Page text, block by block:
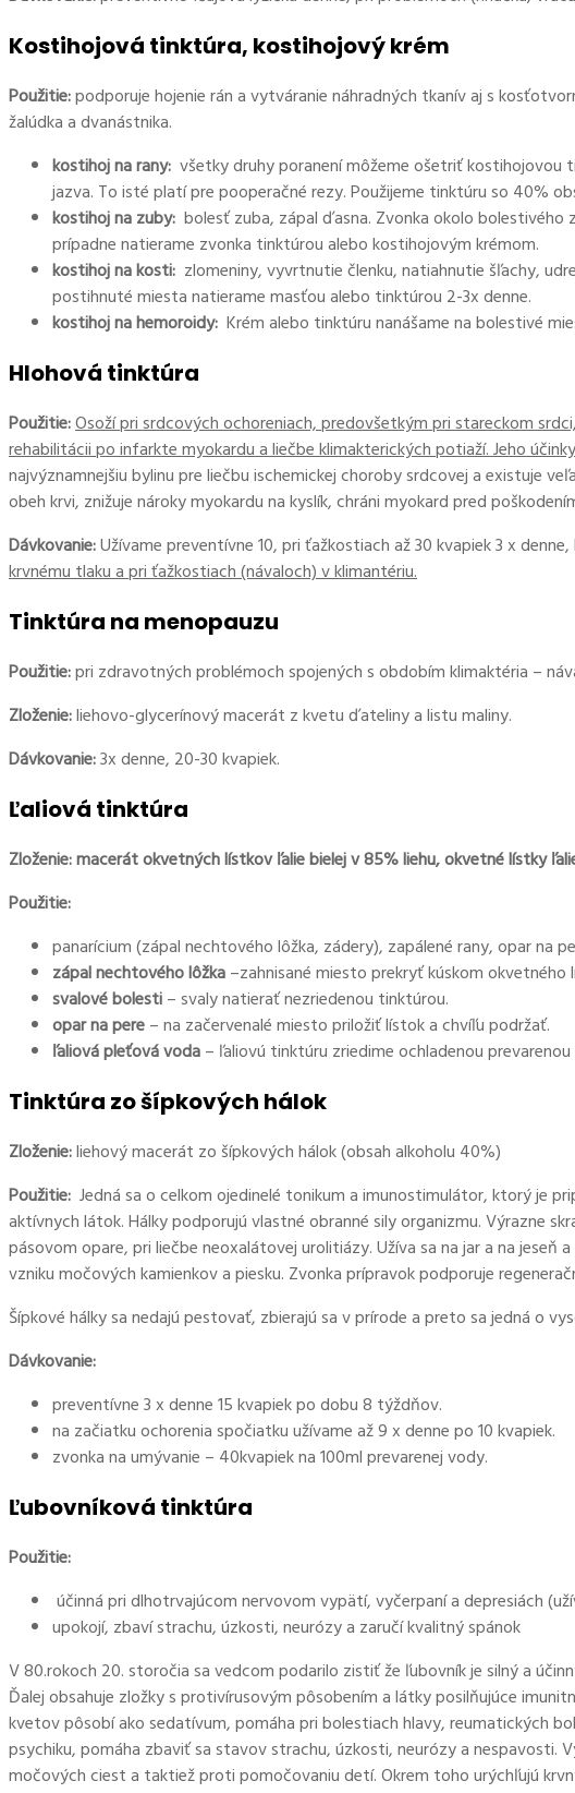
Kostihojová tinktúra, kostihojový krém
Použitie:podporuje hojenie rán a vytváranie náhradných tkanív aj s
žalúdka a dvanástnika.
kostihoj na rany: všetky druhy poranení môžeme ošetriť kostihojovou
jazva. To isté platí pre pooperačné rezy. Použijeme tinktúru so 40%
kostihoj na zuby: bolesť zuba, zápal ďasna. Zvonka okolo
prípadne natierame zvonka tinktúrou alebo kostihojovým krémom.
kostihoj na kosti: zlomeniny, vyvrtnutie členku, natiahnutie šľachy,
postihnuté miesta natierame masťou alebo tinktúrou 2-3x denne.
kostihoj na hemoroidy: Krém alebo tinktúru nanášame na bolestivé
Hlohová tinktúra
Použitie:Osoží pri srdcových ochoreniach, predovšetkým pri stareckom
rehabilitácii po infarkte myokardu a liečbe klimakterických potiaží. Jeho
najvýznamnejšiu bylinu pre liečbu ischemickej choroby srdcovej a existuje
obeh krvi, znižuje nároky myokardu na kyslík, chráni myokard pred
Dávkovanie:Užívame preventívne 10, pri ťažkostiach až 30 kvapiek 3 x
krvnému tlaku a pri ťažkostiach (návaloch) v klimantériu.
Tinktúra na menopauzu
Použitie:pri zdravotných problémoch spojených s obdobím klimaktéria –
Zloženie:liehovo-glycerínový macerát z kvetu ďateliny a listu maliny.
Dávkovanie:3x denne, 20-30 kvapiek.
Ľaliová tinktúra
Zloženie:macerát okvetných lístkov ľalie bielej v 85% liehu, okvetné lístky
Použitie:
panarícium (zápal nechtového lôžka, zádery), zapálené rany, opar na
zápal nechtového lôžka–zahnisané miesto prekryť kúskom
svalové bolesti– svaly natierať nezriedenou tinktúrou.
opar na pere– na začervenalé miesto priložiť lístok a chvíľu podržať.
ľaliová pleťová voda– ľaliovú tinktúru zriedime ochladenou
Tinktúra zo šípkových hálok
Zloženie:liehový macerát zo šípkových hálok (obsah alkoholu 40%)
Použitie: Jedná sa o celkom ojedinelé tonikum a imunostimulátor, ktorý je
aktívnych látok. Hálky podporujú vlastné obranné sily organizmu. Výrazne
pásovom opare, pri liečbe neoxalátovej urolitiázy. Užíva sa na jar a na
vzniku močových kamienkov a piesku. Zvonka prípravok podporuje
Šípkové hálky sa nedajú pestovať, zbierajú sa v prírode a preto sa jedná o
Dávkovanie:
preventívne 3 x denne 15 kvapiek po dobu 8 týždňov.
na začiatku ochorenia spočiatku užívame až 9 x denne po 10 kvapiek.
zvonka na umývanie – 40kvapiek na 100ml prevarenej vody.
Ľubovníková tinktúra
Použitie:
účinná pri dlhotrvajúcom nervovom vypätí, vyčerpaní a depresiách
upokojí, zbaví strachu, úzkosti, neurózy a zaručí kvalitný spánok
V 80.rokoch 20. storočia sa vedcom podarilo zistiť že ľubovník je silný a
Ďalej obsahuje zložky s protivírusovým pôsobením a látky posilňujúce
kvetov pôsobí ako sedatívum, pomáha pri bolestiach hlavy, reumatických
psychiku, pomáha zbaviť sa stavov strachu, úzkosti, neurózy a nespavosti.
močových ciest a taktiež proti pomočovaniu detí. Okrem toho urýchľujú